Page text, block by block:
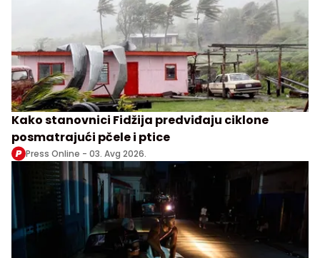
Kako stanovnici Fidžija predviđaju ciklone
posmatrajući pčele i ptice
Press Online - 03. Avg 2026.